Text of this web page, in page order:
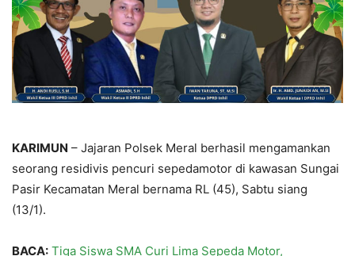
KARIMUN – Jajaran Polsek Meral berhasil mengamankan
seorang residivis pencuri sepedamotor di kawasan Sungai
Pasir Kecamatan Meral bernama RL (45), Sabtu siang
(13/1).
BACA: Tiga Siswa SMA Curi Lima Sepeda Motor,